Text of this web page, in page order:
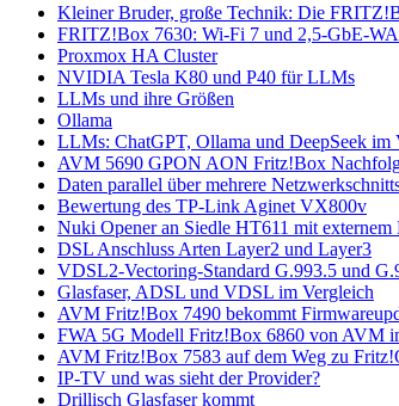
Kleiner Bruder, große Technik: Die
FRITZ!Box 7630: Wi-Fi 7 und 2,5-GbE-
Proxmox HA Cluster
NVIDIA Tesla K80 und P40 für LLMs
LLMs und ihre Größen
Ollama
LLMs: ChatGPT, Ollama und DeepSeek im
AVM 5690 GPON AON Fritz!Box
Daten parallel über mehrere
Bewertung des TP-Link Aginet VX800v
Nuki Opener an Siedle HT611 mit externem
DSL Anschluss Arten Layer2 und Layer3
VDSL2-Vectoring-Standard G.993.5 und
Glasfaser, ADSL und VDSL im Vergleich
AVM Fritz!Box 7490 bekommt
FWA 5G Modell Fritz!Box 6860 von AVM
AVM Fritz!Box 7583 auf dem Weg zu
IP-TV und was sieht der Provider?
Drillisch Glasfaser kommt